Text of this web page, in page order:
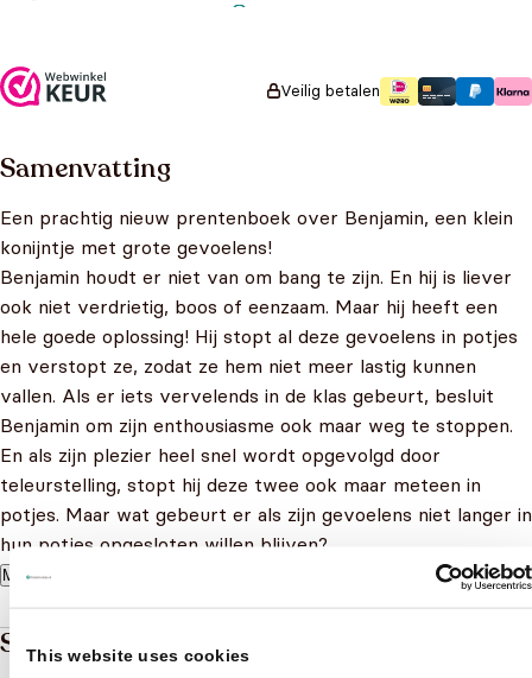
This website uses cookies
Veilig betalen
Samenvatting
Een prachtig nieuw prentenboek over Benjamin, een klein
konijntje met grote gevoelens!
Benjamin houdt er niet van om bang te zijn. En hij is liever
ook niet verdrietig, boos of eenzaam. Maar hij heeft een
hele goede oplossing! Hij stopt al deze gevoelens in potjes
en verstopt ze, zodat ze hem niet meer lastig kunnen
vallen. Als er iets vervelends in de klas gebeurt, besluit
Benjamin om zijn enthousiasme ook maar weg te stoppen.
En als zijn plezier heel snel wordt opgevolgd door
teleurstelling, stopt hij deze twee ook maar meteen in
potjes. Maar wat gebeurt er als zijn gevoelens niet langer in
hun potjes opgesloten willen blijven?
Meer lezen
Specificaties